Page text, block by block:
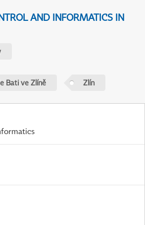
AND INFORMATICS IN
Bati ve Zlíně Zlín